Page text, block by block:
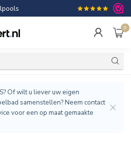
Gratis
0
Of wilt u liever uw eigen
samenstellen? Neem contact
voor een op maat gemaakte